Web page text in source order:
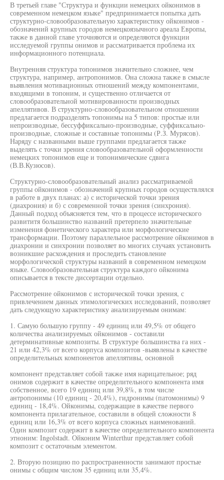
В третьей главе "Структура и функции немецких ойконимов в
современном немецком языке" предпринимается попытка дать
структурно-словообразовательную характеристику ойконимов -
обозначений крупных городов немецкоязычного ареала Европы,
также в данной главе уточняются и определяются функции
исследуемой группы онимов и рассматривается проблема их
информационного потенциала.
Внутренняя структура топонимов значительно сложнее, чем
структура, например, антропонимов. Она сложна также в смысле
выявления мотивационных отношений между компонентами,
входящими в топоним, и существенно отличается от
словообразовательной мотивированности производных
апеллятивов. В структурно-словообразовательном отношении
предлагается подразделять топонимы на 5 типов: простые или
непроизводные, бессуффиксально-производные, суффиксально-
производные, сложные и составные топонимы (Р.З. Мурясов).
Наряду с названными выше группами предлагается также
выделять с точки зрения словообразовательной оформленности
немецких топонимов еще и топонимические сдвига
(В.В.Кузюсов).
Структурно-словообразовательный анализ рассматриваемой
группы ойконимов - обозначений крупных городов осуществлялся
в работе в двух планах: а) с исторической точки зрения
(диахрония) и б) с современной точки зрения (синхрония).
Данный подход объясняется тем, что в процессе исторического
развититя большинство названий претерпело значительные
изменения фонетического характера или морфологические
трансформации. Поэтому параллельное рассмотрение ойконимов в
диахронии и синхронии позволяет во многих случаях установить
возникшие расхождения и проследить становление
морфологической структуры названий в современном немецком
языке. Словообразовательная структура каждого ойконима
описывается в тексте диссертации отдельно.
Рассмотрение ойконимов с исторической точки зрения, с
привлечением данных этимологических исследований, позволяет
дать следующую характеристику анализируемым онимам:
1. Самую большую группу - 49 единиц или 49,5% от общего
количества анализируемых ойконимов - составили
детерминативные композиты. В структуре большинства га них -
21 или 42,3% от всего корпуса композитов -выявлены в качестве
определительных компонентов апеллятивы, основной
компонент представляет собой также имя нарицательное; ряд
онимов содержит в качестве определительного компонента имя
собственное, всего 19 единиц или 39,8%, в том числе
антропонимы (10 единиц - 20,4%), гидронимы (патомонимы) 9
единиц - 18,4%. Ойконимы, содержащие в качестве первого
компонента прилагательное, составили в общей сложности 8
единиц или 16,3% от всего корпуса сложных наименований.
Один композит содержит в качестве определительного компонента
этноним: Ingolstadt. Ойконим Winterthur представляет собой
композит с остаточным элементом.
2. Вторую позицию по распространенности занимают простые
онимы с общим числом 35 единиц или 35,4%.